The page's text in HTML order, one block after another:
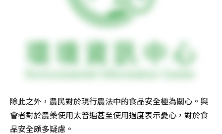
除此之外，農民對於現行農法中的食品安全極為關心。與
會者對於農藥使用太普遍甚至使用過度表示憂心，對於食
品安全頗多疑慮。